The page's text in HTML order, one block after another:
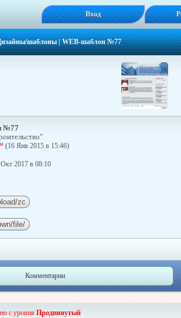
Вход
шаблоны|WEB-шаблон №77
№77
(16 Янв 2015 в 15:46)
Окт 2017 в 08:10
Комментарии
с уровня Продвинутый